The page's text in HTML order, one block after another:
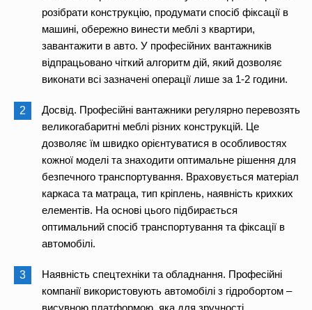
розібрати конструкцію, продумати спосіб фіксації в
машині, обережно винести меблі з квартири,
завантажити в авто. У професійних вантажників
відпрацьовано чіткий алгоритм дій, який дозволяє
виконати всі зазначені операції лише за 1-2 години.
Досвід. Професійні вантажники регулярно перевозять
великогабаритні меблі різних конструкцій. Це
дозволяє їм швидко орієнтуватися в особливостях
кожної моделі та знаходити оптимальне рішення для
безпечного транспортування. Враховується матеріал
каркаса та матраца, тип кріплень, наявність крихких
елементів. На основі цього підбирається
оптимальний спосіб транспортування та фіксації в
автомобілі.
Наявність спецтехніки та обладнання. Професійні
компанії використовують автомобілі з гідробортом –
висувною платформою, яка для зручності